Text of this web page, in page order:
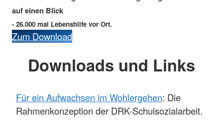
auf einen Blick
- 26.000 mal Lebenshilfe vor Ort.
Zum Download
Downloads und Links
Für ein Aufwachsen im Wohlergehen: Die
Rahmenkonzeption der DRK-Schulsozialarbeit.